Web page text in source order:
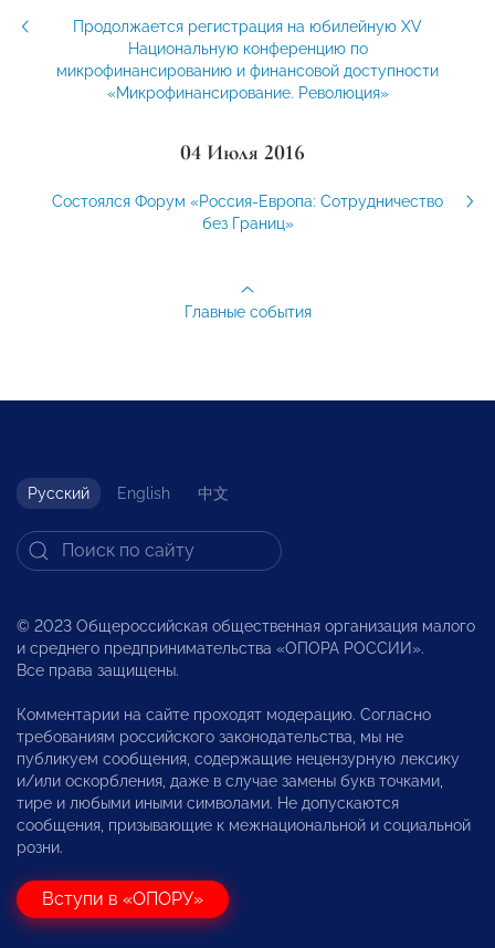
Продолжается регистрация на юбилейную XV
Национальную конференцию по
микрофинансированию и финансовой доступности
«Микрофинансирование. Революция»
04 Июля 2016
Состоялся Форум «Россия-Европа: Сотрудничество
без Границ»
Главные события
Русский English 中文
© 2023 Общероссийская общественная организация малого
и среднего предпринимательства «ОПОРА РОССИИ».
Все права защищены.
Комментарии на сайте проходят модерацию. Согласно
требованиям российского законодательства, мы не
публикуем сообщения, содержащие нецензурную лексику
и/или оскорбления, даже в случае замены букв точками,
тире и любыми иными символами. Не допускаются
сообщения, призывающие к межнациональной и социальной
розни.
Вступи в «ОПОРУ»